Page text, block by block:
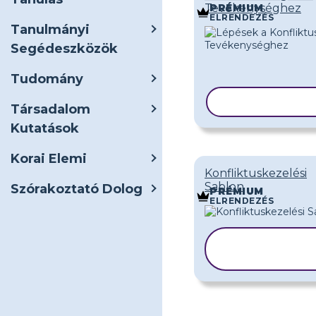
Tanulmányi
Segédeszközök
Tudomány
Társadalom
Kutatások
Korai Elemi
Szórakoztató Dolog
Tevékenységhez
PRÉMIUM
ELRENDEZÉS
Konfliktuskezelési
Sablon
PRÉMIUM
ELRENDEZÉS